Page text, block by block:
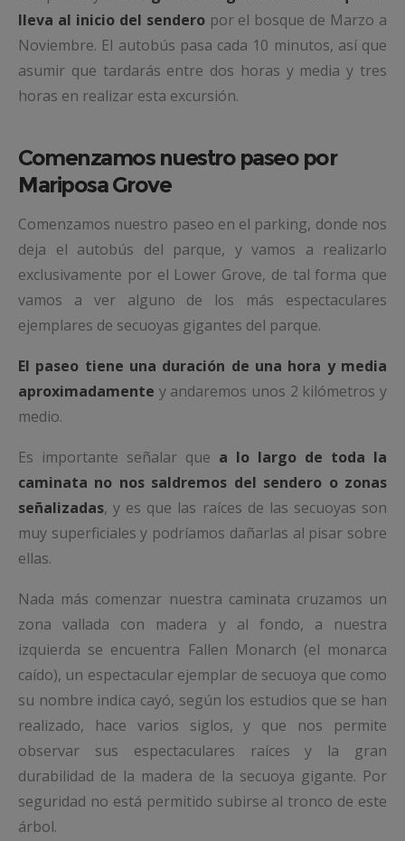
lleva al inicio del senderopor el bosque de Marzo a
Noviembre. El autobús pasa cada 10 minutos, así que
asumir que tardarás entre dos horas y media y tres
horas en realizar esta excursión.
Comenzamos nuestro paseo por
Mariposa Grove
Comenzamos nuestro paseo en el parking, donde nos
deja el autobús del parque, y vamos a realizarlo
exclusivamente por el Lower Grove, de tal forma que
vamos a ver alguno de los más espectaculares
ejemplares de secuoyas gigantes del parque.
El paseo tiene una duración de una hora y media
aproximadamente y andaremos unos 2 kilómetros y
medio.
Es importante señalar que a lo largo de toda la
caminata no nos saldremos del sendero o zonas
señalizadas, y es que las raíces de las secuoyas son
muy superficiales y podríamos dañarlas al pisar sobre
ellas.
Nada más comenzar nuestra caminata cruzamos un
zona vallada con madera y al fondo, a nuestra
izquierda se encuentra Fallen Monarch (el monarca
caído), un espectacular ejemplar de secuoya que como
su nombre indica cayó, según los estudios que se han
realizado, hace varios siglos, y que nos permite
observar sus espectaculares raíces y la gran
durabilidad de la madera de la secuoya gigante. Por
seguridad no está permitido subirse al tronco de este
árbol.